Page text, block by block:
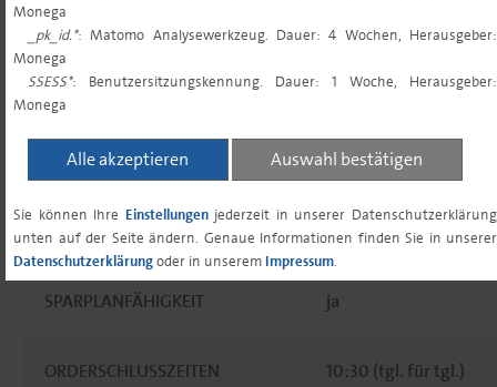
Monega
_pk_id.*: Matomo Analysewerkzeug. Dauer: 4 Wochen, Herausgeber:
Monega
SSESS*: Benutzersitzungskennung. Dauer: 1 Woche, Herausgeber:
Monega
Alle akzeptieren Auswahl bestätigen
Sie können Ihre Einstellungenjederzeit in unserer Datenschutzerklärung
unten auf der Seite ändern. Genaue Informationen finden Sie in unserer
Datenschutzerklärungoder in unserem Impressum.
GESAMTKOSTENQUOTE (TER)²
PERFORMANCE FEE keine
MINDESTERSTANLAGE³ 0,00 EUR
MINDESTFOLGENANLAGE³ 0,00 EUR
SPARPLANFÄHIGKEIT ja
ORDERSCHLUSSZEITEN 10:30 (tgl. für tgl.)